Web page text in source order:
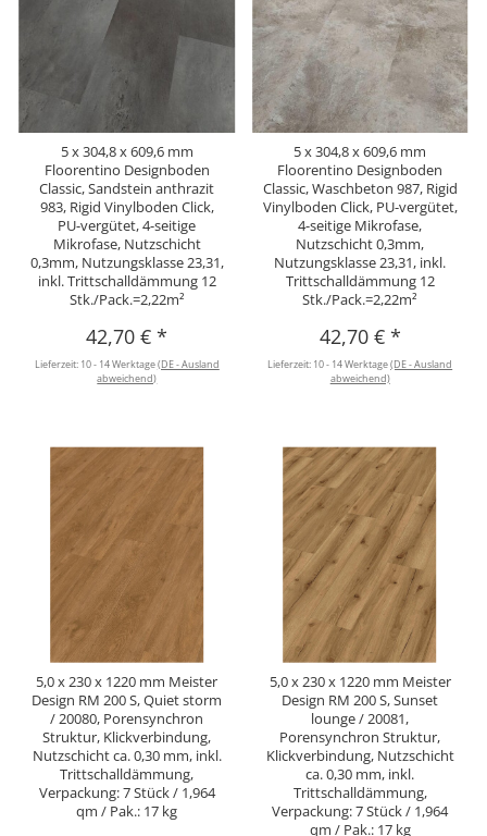
5 x 304,8 x 609,6 mm
Floorentino Designboden
Classic, Sandstein anthrazit
983, Rigid Vinylboden Click,
PU-vergütet, 4-seitige
Mikrofase, Nutzschicht
0,3mm, Nutzungsklasse 23,31,
inkl. Trittschalldämmung 12
Stk./Pack.=2,22m²
42,70 €*
Lieferzeit: 10 - 14 Werktage(DE - Ausland
abweichend)
5 x 304,8 x 609,6 mm
Floorentino Designboden
Classic, Waschbeton 987, Rigid
Vinylboden Click, PU-vergütet,
4-seitige Mikrofase,
Nutzschicht 0,3mm,
Nutzungsklasse 23,31, inkl.
Trittschalldämmung 12
Stk./Pack.=2,22m²
42,70 € *
Lieferzeit: 10 - 14 Werktage(DE - Ausland
abweichend)
5,0 x 230 x 1220 mm Meister
Design RM 200 S, Quiet storm
/ 20080, Porensynchron
Struktur, Klickverbindung,
Nutzschicht ca. 0,30 mm, inkl.
Trittschalldämmung,
Verpackung: 7 Stück / 1,964
qm / Pak.: 17 kg
5,0 x 230 x 1220 mm Meister
Design RM 200 S, Sunset
lounge / 20081,
Porensynchron Struktur,
Klickverbindung, Nutzschicht
ca. 0,30 mm, inkl.
Trittschalldämmung,
Verpackung: 7 Stück / 1,964
qm / Pak.: 17 kg